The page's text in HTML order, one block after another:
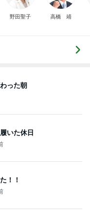
野田聖子 高橋 靖
った朝
いた休日
！！